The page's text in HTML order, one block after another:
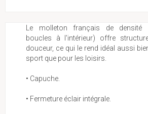
Le molleton français de densité
boucles à l'intérieur) offre
douceur, ce qui le rend idéal aussi
sport que pour les loisirs.
• Capuche.
• Fermeture éclair intégrale.